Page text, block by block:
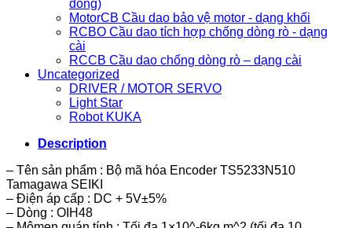
dòng)
MotorCB Cầu dao bảo vệ motor - dạng khối
RCBO Cầu dao tích hợp chống dòng rò - dạng
cài
RCCB Cầu dao chống dòng rò – dạng cài
Uncategorized
DRIVER / MOTOR SERVO
Light Star
Robot KUKA
Description
– Tên sản phẩm : Bộ mã hóa Encoder TS5233N510
Tamagawa SEIKI
– Điện áp cấp : DC + 5V±5%
– Dòng : OIH48